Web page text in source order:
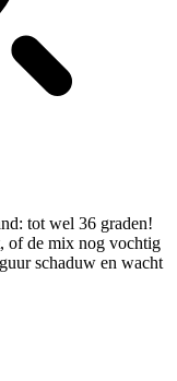
tot wel 36 graden!
of de mix nog vochtig
schaduw en wacht